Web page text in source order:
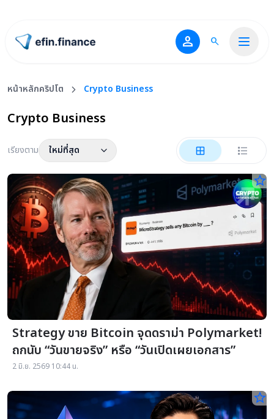
ไปหน้าแรก person search
หน้าหลักคริปโต Crypto Business
Crypto Business
เรียงตาม ใหม่ที่สุด
star_border
Strategy ขาย Bitcoin จุดดราม่า Polymarket!
ถกนับ “วันขายจริง” หรือ “วันเปิดเผยเอกสาร”
2 มิ.ย. 2569 10:44 น.
star_border